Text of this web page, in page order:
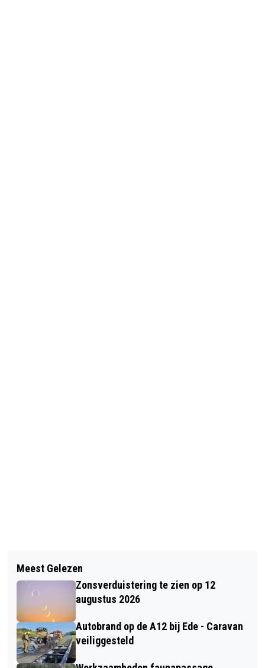
HERDENKEN EN VIEREN VAN DE
BEVRIJDING VAN BARNEVELD OP 17
APRIL
GEZOCHT: INNOVATIEVE
ONDERNEMERS IN REGIO FOODVALLEY
Meest Gelezen
Zonsverduistering te zien op 12
augustus 2026
Autobrand op de A12 bij Ede - Caravan
veiliggesteld